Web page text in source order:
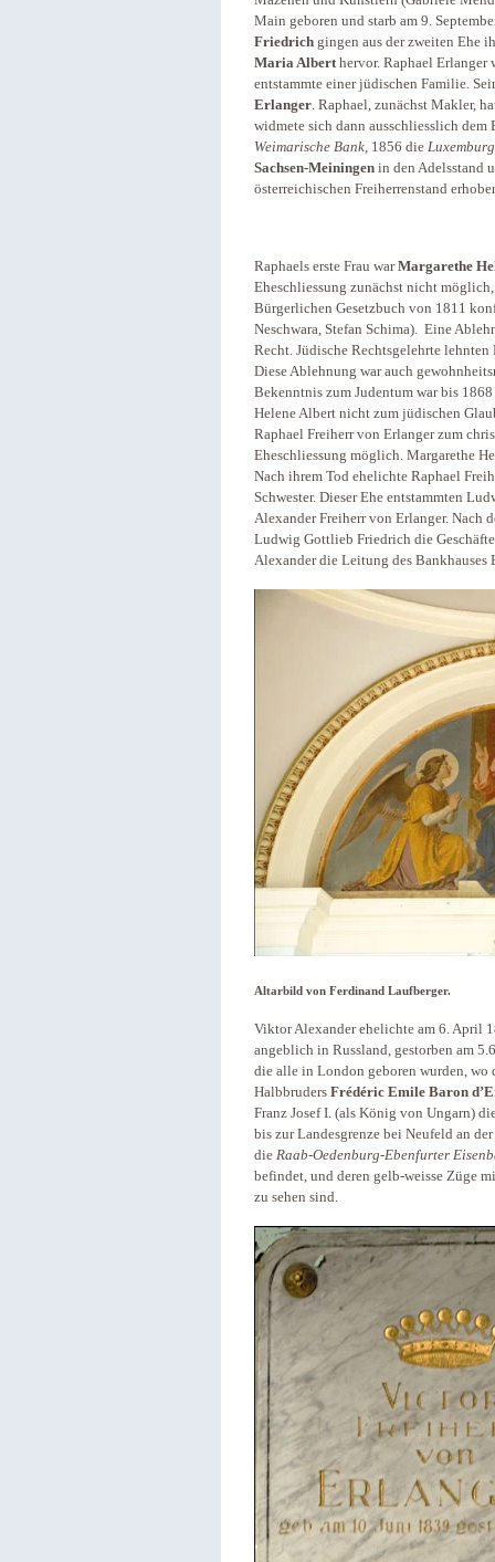
Main geboren und starb am 9.
Friedrich gingen aus der zweiten Ehe
Maria Alberthervor. Raphael Erlanger
entstammte einer jüdischen Familie.
Erlanger. Raphael, zunächst Makler,
widmete sich dann ausschliesslich
Weimarische Bank, 1856 die
Sachsen-Meiningen in den Adelsstand
österreichischen Freiherrenstand
Raphaels erste Frau warMargarethe
Eheschliessung zunächst nicht
Bürgerlichen Gesetzbuch von 1811
Neschwara, Stefan Schima). Eine
Recht. Jüdische Rechtsgelehrte
Diese Ablehnung war auch
Bekenntnis zum Judentum war bis
Helene Albert nicht zum jüdischen
Raphael Freiherr von Erlanger zum
Eheschliessung möglich. Margarethe
Nach ihrem Tod ehelichte Raphael
Schwester. Dieser Ehe entstammten
Alexander Freiherr von Erlanger. Nach
Ludwig Gottlieb Friedrich die
Alexander die Leitung des Bankhauses
Altarbild von Ferdinand Laufberger.
Viktor Alexander ehelichte am 6. April
angeblich in Russland, gestorben am
die alle in London geboren wurden, wo
Halbbruders Frédéric Emile Baron
Franz Josef I. (als König von Ungarn)
bis zur Landesgrenze bei Neufeld an
die Raab-Oedenburg-Ebenfurter
befindet, und deren gelb-weisse Züge
zu sehen sind.